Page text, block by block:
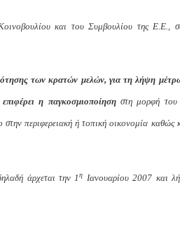
και του Συμβουλίου της Ε.Ε.,
των κρατών μελών, για τη λήψη
η παγκοσμιοποίησηστη μορφή του
περιφερειακή ή τοπική οικονομία καθώς
άρχεται την 1η Ιανουαρίου 2007 και